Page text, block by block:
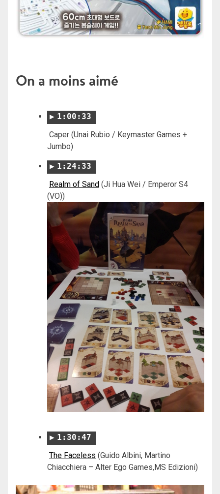
On a moins aimé
1:00:33
Caper (Unai Rubio / Keymaster Games +
Jumbo)
1:24:33
Realm of Sand (Ji Hua Wei / Emperor S4
(VO))
1:30:47
The Faceless (Guido Albini, Martino
Chiacchiera – Alter Ego Games,MS Edizioni)